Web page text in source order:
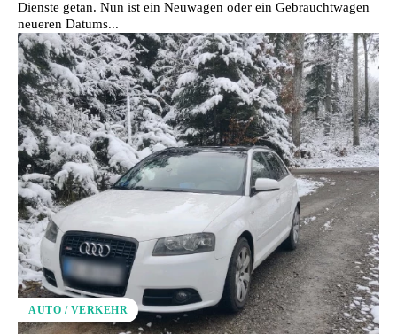
Dienste getan. Nun ist ein Neuwagen oder ein Gebrauchtwagen
neueren Datums...
AUTO / VERKEHR